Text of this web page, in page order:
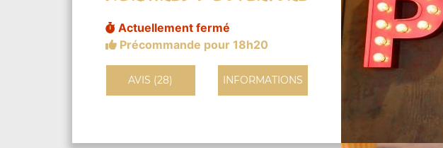
Actuellement fermé
Précommande pour 18h20
AVIS (28) INFORMATIONS